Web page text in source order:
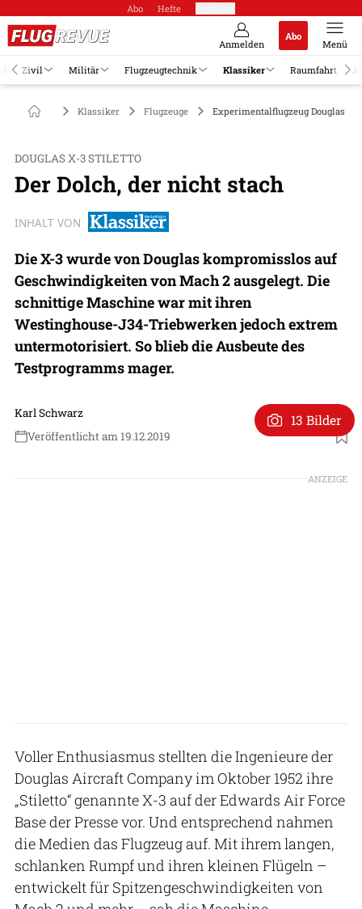
Abo Hefte
Anmelden
Abo
Menü
Zivil Militär Flugzeugtechnik Klassiker Raumfahrt
Klassiker Flugzeuge Experimentalflugzeug Douglas X-
DOUGLAS X-3 STILETTO
Der Dolch, der nicht stach
INHALT VON
Die X-3 wurde von Douglas kompromisslos auf
Geschwindigkeiten von Mach 2 ausgelegt. Die
schnittige Maschine war mit ihren
Westinghouse-J34-Triebwerken jedoch extrem
untermotorisiert. So blieb die Ausbeute des
Testprogramms mager.
Karl Schwarz
Veröffentlicht am 19.12.2019
13 Bilder
ANZEIGE
Voller Enthusiasmus stellten die Ingenieure der
Douglas Aircraft Company im Oktober 1952 ihre
„Stiletto“ genannte X-3 auf der Edwards Air Force
Base der Presse vor. Und entsprechend nahmen
die Medien das Flugzeug auf. Mit ihrem langen,
schlanken Rumpf und ihren kleinen Flügeln –
entwickelt für Spitzengeschwindigkeiten von